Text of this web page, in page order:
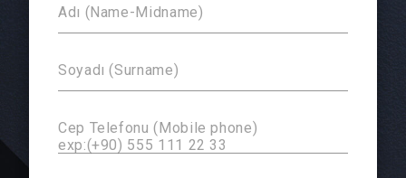
Adı (Name-Midname)
Soyadı (Surname)
Cep Telefonu (Mobile phone)
exp:(+90) 555 111 22 33